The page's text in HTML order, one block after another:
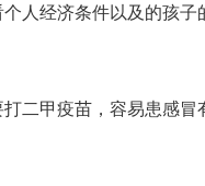
人经济条件以及的孩子
二甲疫苗，容易患感